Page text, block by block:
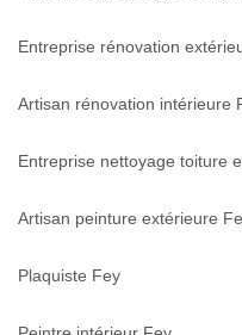
Entreprise rénovation
Artisan rénovation intérieure
Entreprise nettoyage toiture
Artisan peinture extérieure
Plaquiste Fey